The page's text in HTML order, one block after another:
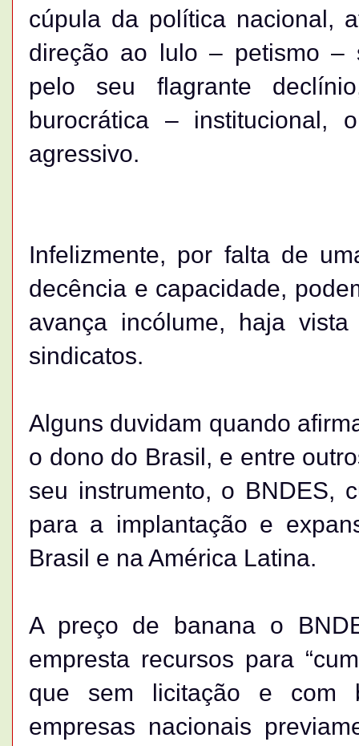
cúpula da política nacional,
direção ao lulo – petismo –
pelo seu flagrante
burocrática – institucional,
agressivo.
Infelizmente, por falta de
decência e capacidade,
avança incólume, haja
sindicatos.
Alguns duvidam quando
o dono do Brasil, e entre
seu instrumento, o BNDES,
para a implantação e
Brasil e na América Latina.
A preço de banana o
empresta recursos para
que sem licitação e com
empresas nacionais